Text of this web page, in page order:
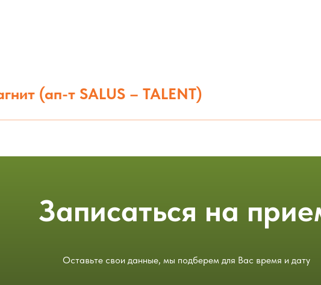
(ап-т SALUS – TALENT)
Записаться на
Оставьте свои данные, мы подберем для Вас время и дату